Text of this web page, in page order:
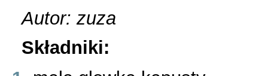
Autor: zuza
Składniki: